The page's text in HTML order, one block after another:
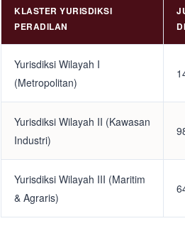
KLASTER YURISDIKSI
PERADILAN
Yurisdiksi Wilayah I
(Metropolitan)
Yurisdiksi Wilayah II (Kawasan
Industri)
Yurisdiksi Wilayah III (Maritim
& Agraris)